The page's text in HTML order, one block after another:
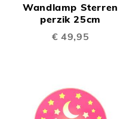
Wandlamp Sterren
perzik 25cm
€ 49,95